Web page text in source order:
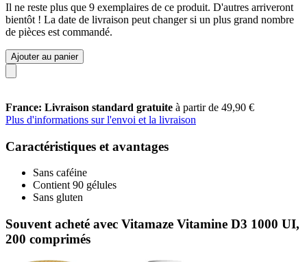
Il ne reste plus que 9 exemplaires de ce produit. D'autres arriveront
bientôt ! La date de livraison peut changer si un plus grand nombre
de pièces est commandé.
Ajouter au panier
France: Livraison standard gratuite à partir de 49,90 €
Plus d'informations sur l'envoi et la livraison
Caractéristiques et avantages
Sans caféine
Contient 90 gélules
Sans gluten
Souvent acheté avec Vitamaze Vitamine D3 1000 UI,
200 comprimés